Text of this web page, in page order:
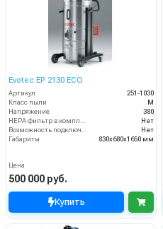
Evotec EP 2130 ECO
Артикул
251-1030
Класс пыли
М
Напряжение
380
Нет
Нет
Габариты
830х680х1650 мм
Цена
500 000 руб.
Купить